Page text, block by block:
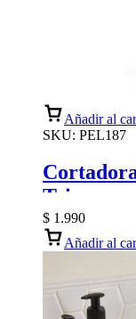
Añadir al
SKU: PEL187
Trimmer
$ 1.990
Añadir al